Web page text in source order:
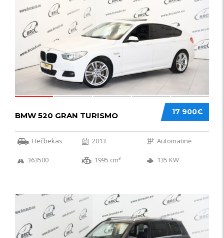
17 900€
BMW 520 GRAN TURISMO
Hečbekas 2013 Automatinė
363500 1995 cm³ 135 KW
IŠSKIRTINIS